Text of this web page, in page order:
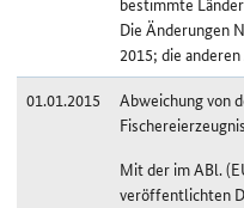
Die Änderungen
2015; die
01.01.2015
Abweichung von
Mit der im ABl.
veröffentlichten